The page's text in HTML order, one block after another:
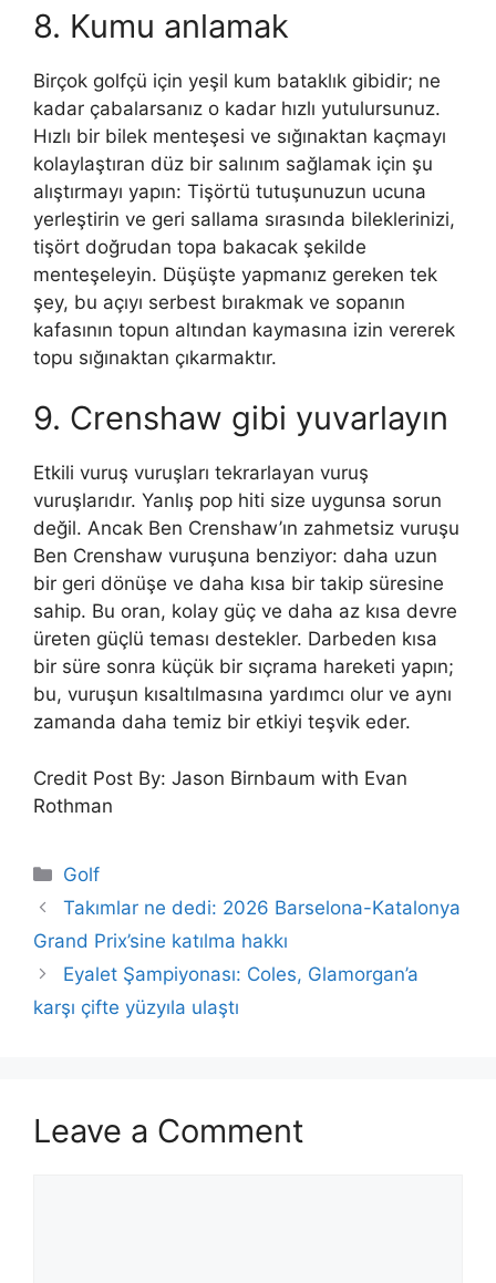
8. Kumu anlamak
Birçok golfçü için yeşil kum bataklık gibidir; ne
kadar çabalarsanız o kadar hızlı yutulursunuz.
Hızlı bir bilek menteşesi ve sığınaktan kaçmayı
kolaylaştıran düz bir salınım sağlamak için şu
alıştırmayı yapın: Tişörtü tutuşunuzun ucuna
yerleştirin ve geri sallama sırasında bileklerinizi,
tişört doğrudan topa bakacak şekilde
menteşeleyin. Düşüşte yapmanız gereken tek
şey, bu açıyı serbest bırakmak ve sopanın
kafasının topun altından kaymasına izin vererek
topu sığınaktan çıkarmaktır.
9. Crenshaw gibi yuvarlayın
Etkili vuruş vuruşları tekrarlayan vuruş
vuruşlarıdır. Yanlış pop hiti size uygunsa sorun
değil. Ancak Ben Crenshaw’ın zahmetsiz vuruşu
Ben Crenshaw vuruşuna benziyor: daha uzun
bir geri dönüşe ve daha kısa bir takip süresine
sahip. Bu oran, kolay güç ve daha az kısa devre
üreten güçlü teması destekler. Darbeden kısa
bir süre sonra küçük bir sıçrama hareketi yapın;
bu, vuruşun kısaltılmasına yardımcı olur ve aynı
zamanda daha temiz bir etkiyi teşvik eder.
Credit Post By: Jason Birnbaum with Evan
Rothman
Categories
Golf
Takımlar ne dedi: 2026 Barselona-Katalonya
Grand Prix’sine katılma hakkı
Eyalet Şampiyonası: Coles, Glamorgan’a
karşı çifte yüzyıla ulaştı
Leave a Comment